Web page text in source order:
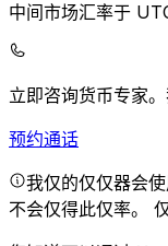
中间市场汇率于
立即咨询货币专家。
预约通话
我仅的仅仅器会
不会仅得此仅率。